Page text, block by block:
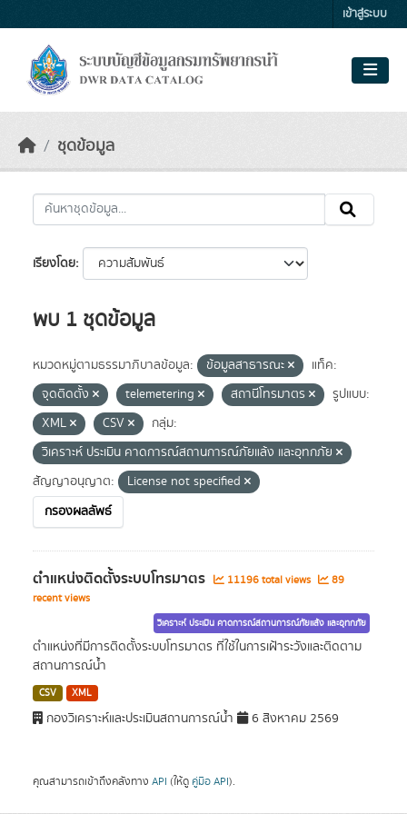
เข้าสู่ระบบ
ชุดข้อมูล
เรียงโดย
พบ 1 ชุดข้อมูล
หมวดหมู่ตามธรรมาภิบาลข้อมูล: ข้อมูลสาธารณะ
แท็ค:
จุดติดตั้ง
telemetering สถานีโทรมาตร
รูปแบบ:
XML
CSV
กลุ่ม:
วิเคราะห์ ประเมิน คาดการณ์สถานการณ์ภัยแล้ง และอุทกภัย
สัญญาอนุญาต:
License not specified
กรองผลลัพธ์
ตำแหน่งติดตั้งระบบโทรมาตร 11196 total views
89
recent views
วิเคราะห์ ประเมิน คาดการณ์สถานการณ์ภัยแล้ง และอุทกภัย
ตำแหน่งที่มีการติดตั้งระบบโทรมาตร ที่ใช้ในการเฝ้าระวังและติดตาม
สถานการณ์น้ำ
CSV XML
กองวิเคราะห์และประเมินสถานการณ์น้ำ 6 สิงหาคม 2569
คุณสามารถเข้าถึงคลังทาง API (ให้ดู คู่มือ API).